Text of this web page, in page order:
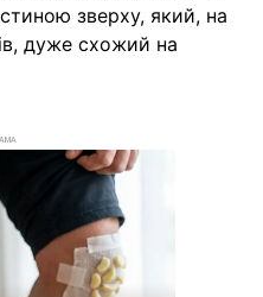
зверху, який, на
дуже схожий на